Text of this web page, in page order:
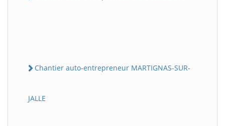
Chantier auto-entrepreneur MARTIGNAS-SUR-
JALLE